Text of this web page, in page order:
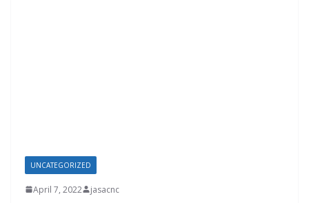
UNCATEGORIZED
April 7, 2022 jasacnc